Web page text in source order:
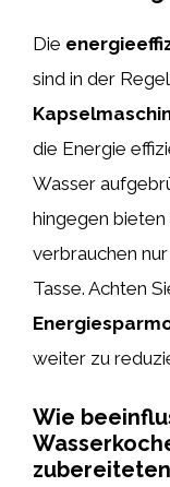
Die
sind in der Regel
die Energie
Wasser
hingegen bieten
verbrauchen
Tasse. Achten
weiter zu
Wie